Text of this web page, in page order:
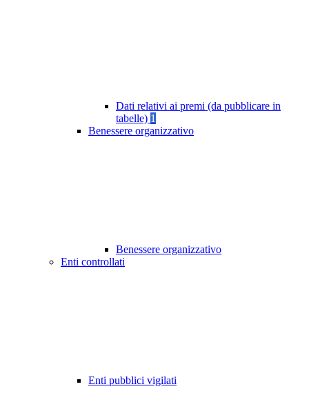
Dati relativi ai premi (da pubblicare in
tabelle) 1
Benessere organizzativo
Benessere organizzativo
Enti controllati
Enti pubblici vigilati